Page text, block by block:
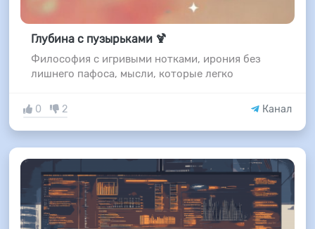
Глубина с пузырьками 🍹
Философия с игривыми нотками, ирония без
лишнего пафоса, мысли, которые легко
0 2 Канал